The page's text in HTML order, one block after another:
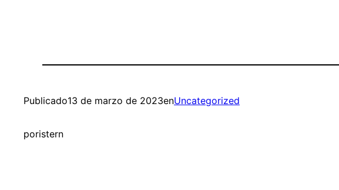
Publicado13 de marzo de 2023enUncategorized
poristern